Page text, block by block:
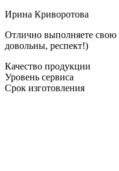
Ирина Криворотова
Отлично выполняете свою
довольны, респект!)
Качество продукции
Уровень сервиса
Срок изготовления